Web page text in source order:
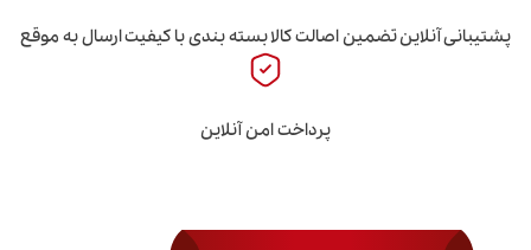
تضمین اصالت کالابسته بندی با کیفیت ارسال به موقع
پرداخت امن آنلاین